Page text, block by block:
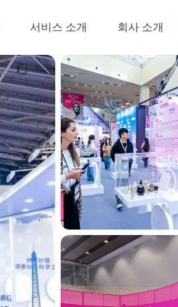
서비스 소개 회사 소개